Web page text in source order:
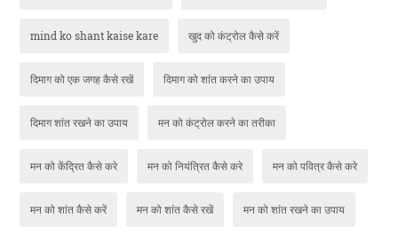
mind ko shant kaise kare खुद को कंट्रोल कैसे करें
दिमाग को एक जगह कैसे रखें दिमाग को शांत करने का उपाय
दिमाग शांत रखने का उपाय मन को कंट्रोल करने का तरीका
मन को केंद्रित कैसे करे मन को नियंत्रित कैसे करे मन को पवित्र कैसे करे
मन को शांत कैसे करें मन को शांत कैसे रखें मन को शांत रखने का उपाय